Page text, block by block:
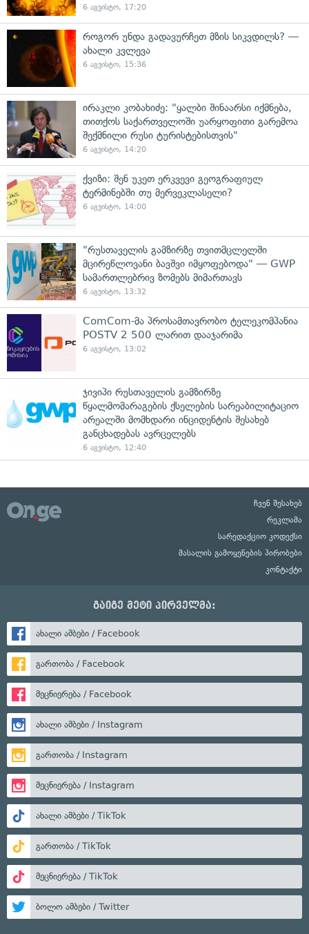
6 აგვისტო, 17:20
როგორ უნდა გადავურჩეთ მზის სიკვდილს? —
ახალი კვლევა
6 აგვისტო, 15:36
ირაკლი კობახიძე: "ყალბი შინაარსი იქმნება,
თითქოს საქართველოში უარყოფითი გარემოა
შექმნილი რუსი ტურისტებისთვის"
6 აგვისტო, 14:20
ქვიზი: შენ უკეთ ერკვევი გეოგრაფიულ
ტერმინებში თუ მერვეკლასელი?
6 აგვისტო, 14:00
"რუსთაველის გამზირზე თვითმცლელში
მცირეწლოვანი ბავშვი იმყოფებოდა" — GWP
სამართლებრივ ზომებს მიმართავს
6 აგვისტო, 13:32
ComCom-მა პროსამთავრობო ტელეკომპანია
POSTV 2 500 ლარით დააჯარიმა
6 აგვისტო, 13:02
ჯივიპი რუსთაველის გამზირზე
წყალმომარაგების ქსელების სარეაბილიტაციო
არეალში მომხდარი ინციდენტის შესახებ
განცხადებას ავრცელებს
6 აგვისტო, 12:40
ჩვენ შესახებ
რეკლამა
სარედაქციო კოდექსი
მასალის გამოყენების პირობები
კონტაქტი
გაიგე მეტი პირველმა:
ახალი ამბები / Facebook
გართობა / Facebook
მეცნიერება / Facebook
ახალი ამბები / Instagram
გართობა / Instagram
მეცნიერება / Instagram
ახალი ამბები / TikTok
გართობა / TikTok
მეცნიერება / TikTok
ბოლო ამბები / Twitter